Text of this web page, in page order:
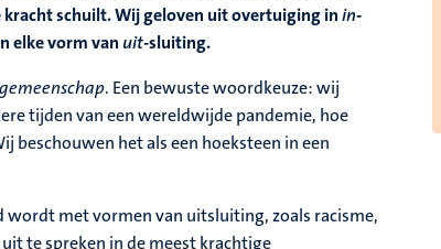
schuilt. Wij geloven uit overtuiging inin-
elke vorm van uit-sluiting.
gemeenschap. Een bewuste woordkeuze: wij
tijden van een wereldwijde pandemie, hoe
beschouwen het als een hoeksteen in een
met vormen van uitsluiting, zoals racisme,
te spreken in de meest krachtige